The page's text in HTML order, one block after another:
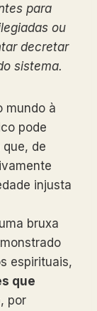
para
ou
decretar
sistema.
mundo à
pode
de
injusta
bruxa
espirituais,
que
, por